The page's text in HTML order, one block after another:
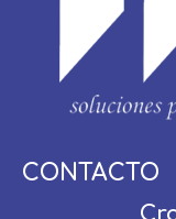
CONTACTO